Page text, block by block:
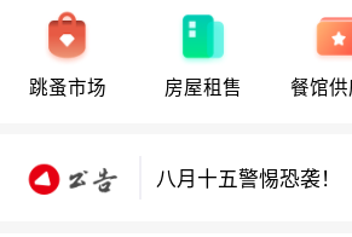
跳蚤市场 房屋租售 餐馆供
八月十五警惕恐袭！
八月十五警惕恐袭！